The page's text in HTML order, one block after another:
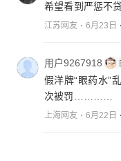
希望看到严惩不
江苏网友 6月23日
用户9267918
假洋牌“眼药水”
次被罚…………
上海网友 6月22日